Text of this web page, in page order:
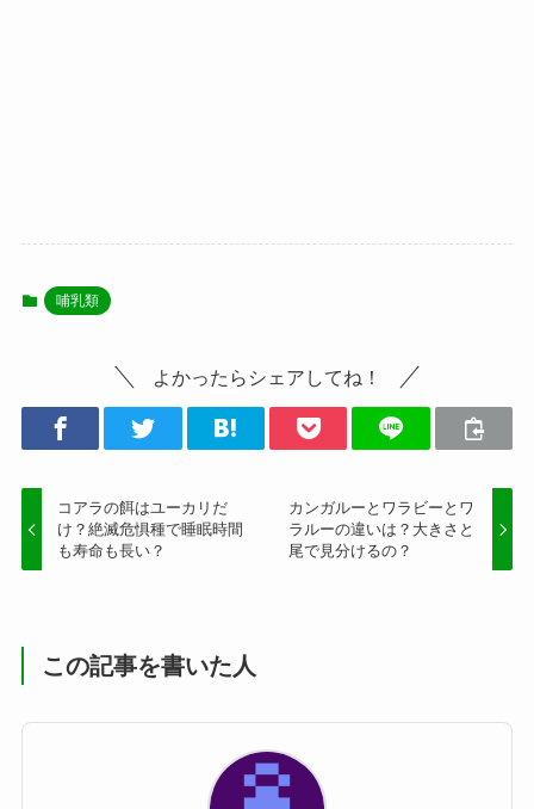
哺乳類
よかったらシェアしてね！
コアラの餌はユーカリだ
け？絶滅危惧種で睡眠時間
も寿命も長い？
カンガルーとワラビーとワ
ラルーの違いは？大きさと
尾で見分けるの？
この記事を書いた人